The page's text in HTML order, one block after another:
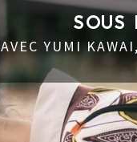
AVEC YUMI